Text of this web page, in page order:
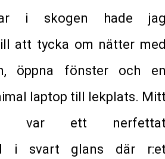
i skogen hade
att tycka om nätter
öppna fönster och
laptop till lekplats.
var ett
i svart glans där